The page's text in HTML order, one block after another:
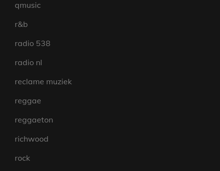
qmusic
r&b
radio 538
radio nl
reclame muziek
reggae
reggaeton
richwood
rock